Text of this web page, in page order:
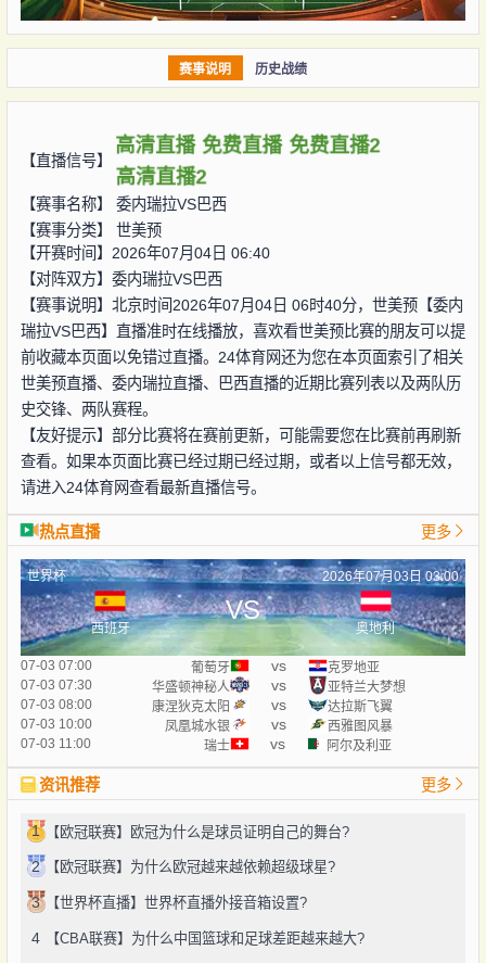
赛事说明 历史战绩
【直播信号】
高清直播 免费直播 免费直播2
高清直播2
【赛事名称】 委内瑞拉VS巴西
【赛事分类】 世美预
【开赛时间】2026年07月04日 06:40
【对阵双方】 委内瑞拉VS巴西
【赛事说明】北京时间2026年07月04日 06时40分，世美预【委内
瑞拉VS巴西】直播准时在线播放，喜欢看世美预比赛的朋友可以提
前收藏本页面以免错过直播。24体育网还为您在本页面索引了相关
世美预直播、委内瑞拉直播、巴西直播的近期比赛列表以及两队历
史交锋、两队赛程。
【友好提示】部分比赛将在赛前更新，可能需要您在比赛前再刷新
查看。如果本页面比赛已经过期已经过期，或者以上信号都无效，
请进入24体育网查看最新直播信号。
热点直播 更多
世界杯 2026年07月03日 03:00
西班牙
VS
奥地利
07-03 07:00 葡萄牙 vs
克罗地亚
07-03 07:30
华盛顿神秘人 vs
亚特兰大梦想
07-03 08:00
康涅狄克太阳 vs
达拉斯飞翼
07-03 10:00
凤凰城水银 vs
西雅图风暴
07-03 11:00
瑞士 vs 阿尔及利亚
资讯推荐 更多
1 【欧冠联赛】欧冠为什么是球员证明自己的舞台?
2 【欧冠联赛】为什么欧冠越来越依赖超级球星?
3 【世界杯直播】世界杯直播外接音箱设置?
4 【CBA联赛】为什么中国篮球和足球差距越来越大?